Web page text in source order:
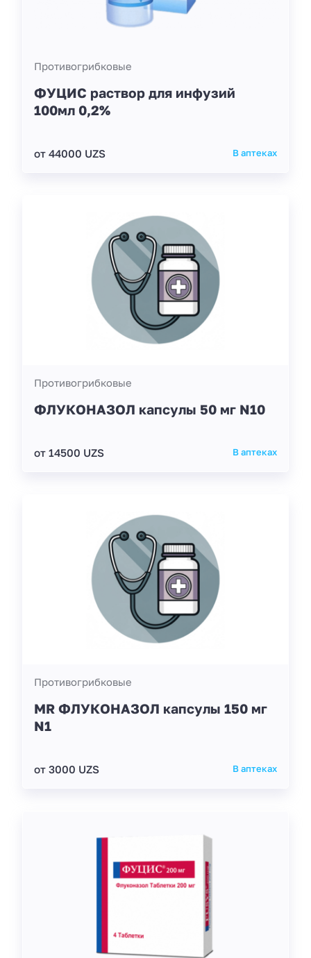
Противогрибковые
ФУЦИС раствор для инфузий
100мл 0,2%
от 44000 UZS В аптеках
Противогрибковые
ФЛУКОНАЗОЛ капсулы 50 мг N10
от 14500 UZS В аптеках
Противогрибковые
MR ФЛУКОНАЗОЛ капсулы 150 мг
N1
от 3000 UZS В аптеках